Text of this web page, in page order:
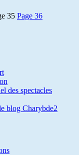
35 Page 36
des spectacles
blog Charybde2